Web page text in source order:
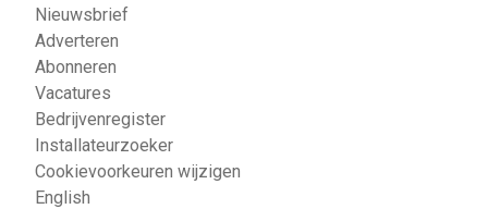
Nieuwsbrief
Adverteren
Abonneren
Vacatures
Bedrijvenregister
Installateurzoeker
Cookievoorkeuren wijzigen
English